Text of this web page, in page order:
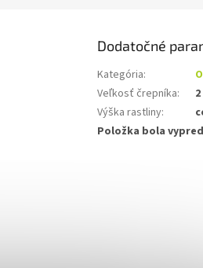
Dodatočné
Kategória:
Veľkosť črepníka:
Výška rastliny:
Položka bola